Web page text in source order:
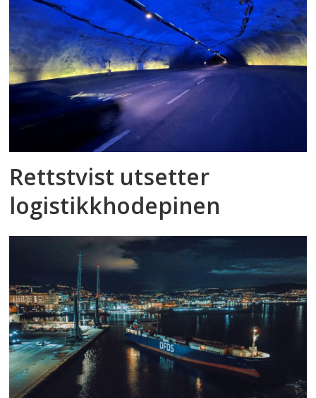
Rettstvist utsetter
logistikkhodepinen